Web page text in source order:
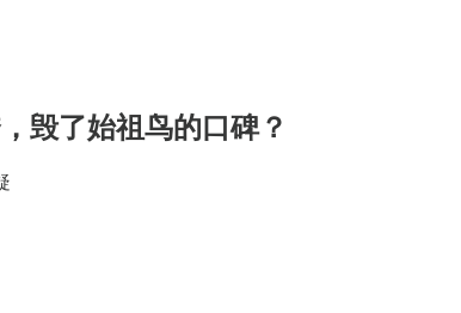
毁了始祖鸟的口碑？